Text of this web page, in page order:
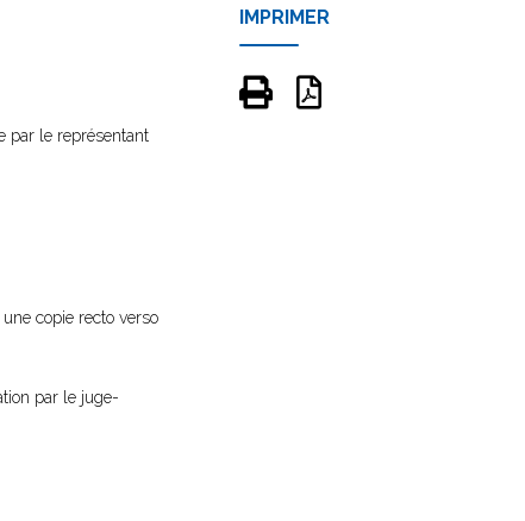
par le représentant
copie recto verso
par le juge-
IMPRIMER